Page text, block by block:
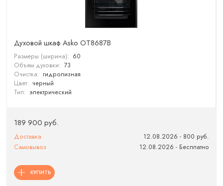
Духовой шкаф Asko OT8687B
Размеры (ширина): 60
Объем духовки: 73
Очистка: гидролизная
Цвет: черный
Тип: электрический
189 900 руб.
Доставка
12.08.2026 - 800 руб.
Самовывоз
12.08.2026 - Бесплатно
КУПИТЬ